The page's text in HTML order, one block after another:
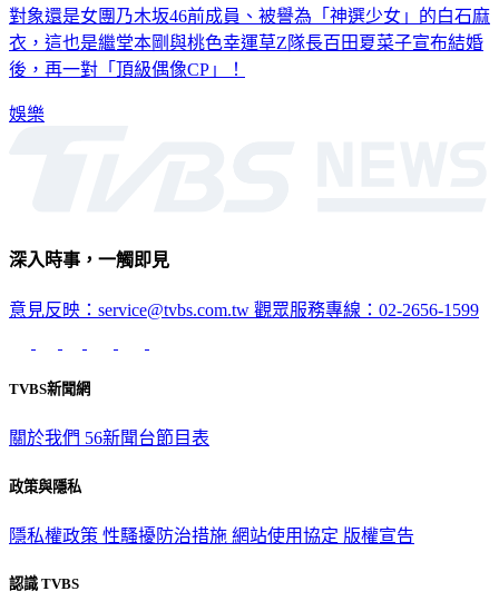
對象還是女團乃木坂46前成員、被譽為「神選少女」的白石麻
衣，這也是繼堂本剛與桃色幸運草Z隊長百田夏菜子宣布結婚
後，再一對「頂級偶像CP」！
娛樂
深入時事，一觸即見
意見反映：service@tvbs.com.tw 觀眾服務專線：02-2656-1599
TVBS新聞網
關於我們 56新聞台節目表
政策與隱私
隱私權政策 性騷擾防治措施 網站使用協定 版權宣告
認識 TVBS